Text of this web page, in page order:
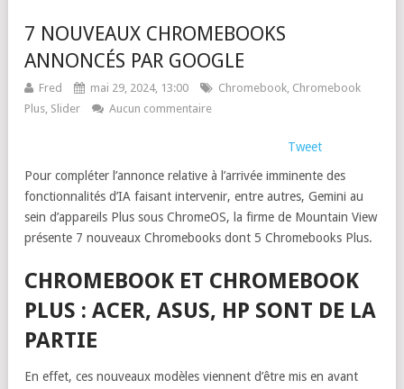
7 NOUVEAUX CHROMEBOOKS
ANNONCÉS PAR GOOGLE
Fred mai 29, 2024, 13:00 Chromebook, Chromebook
Plus, Slider Aucun commentaire
Tweet
Pour compléter l’annonce relative à l’arrivée imminente des
fonctionnalités d’IA faisant intervenir, entre autres, Gemini au
sein d’appareils Plus sous ChromeOS, la firme de Mountain View
présente 7 nouveaux Chromebooks dont 5 Chromebooks Plus.
CHROMEBOOK ET CHROMEBOOK
PLUS : ACER, ASUS, HP SONT DE LA
PARTIE
En effet, ces nouveaux modèles viennent d’être mis en avant